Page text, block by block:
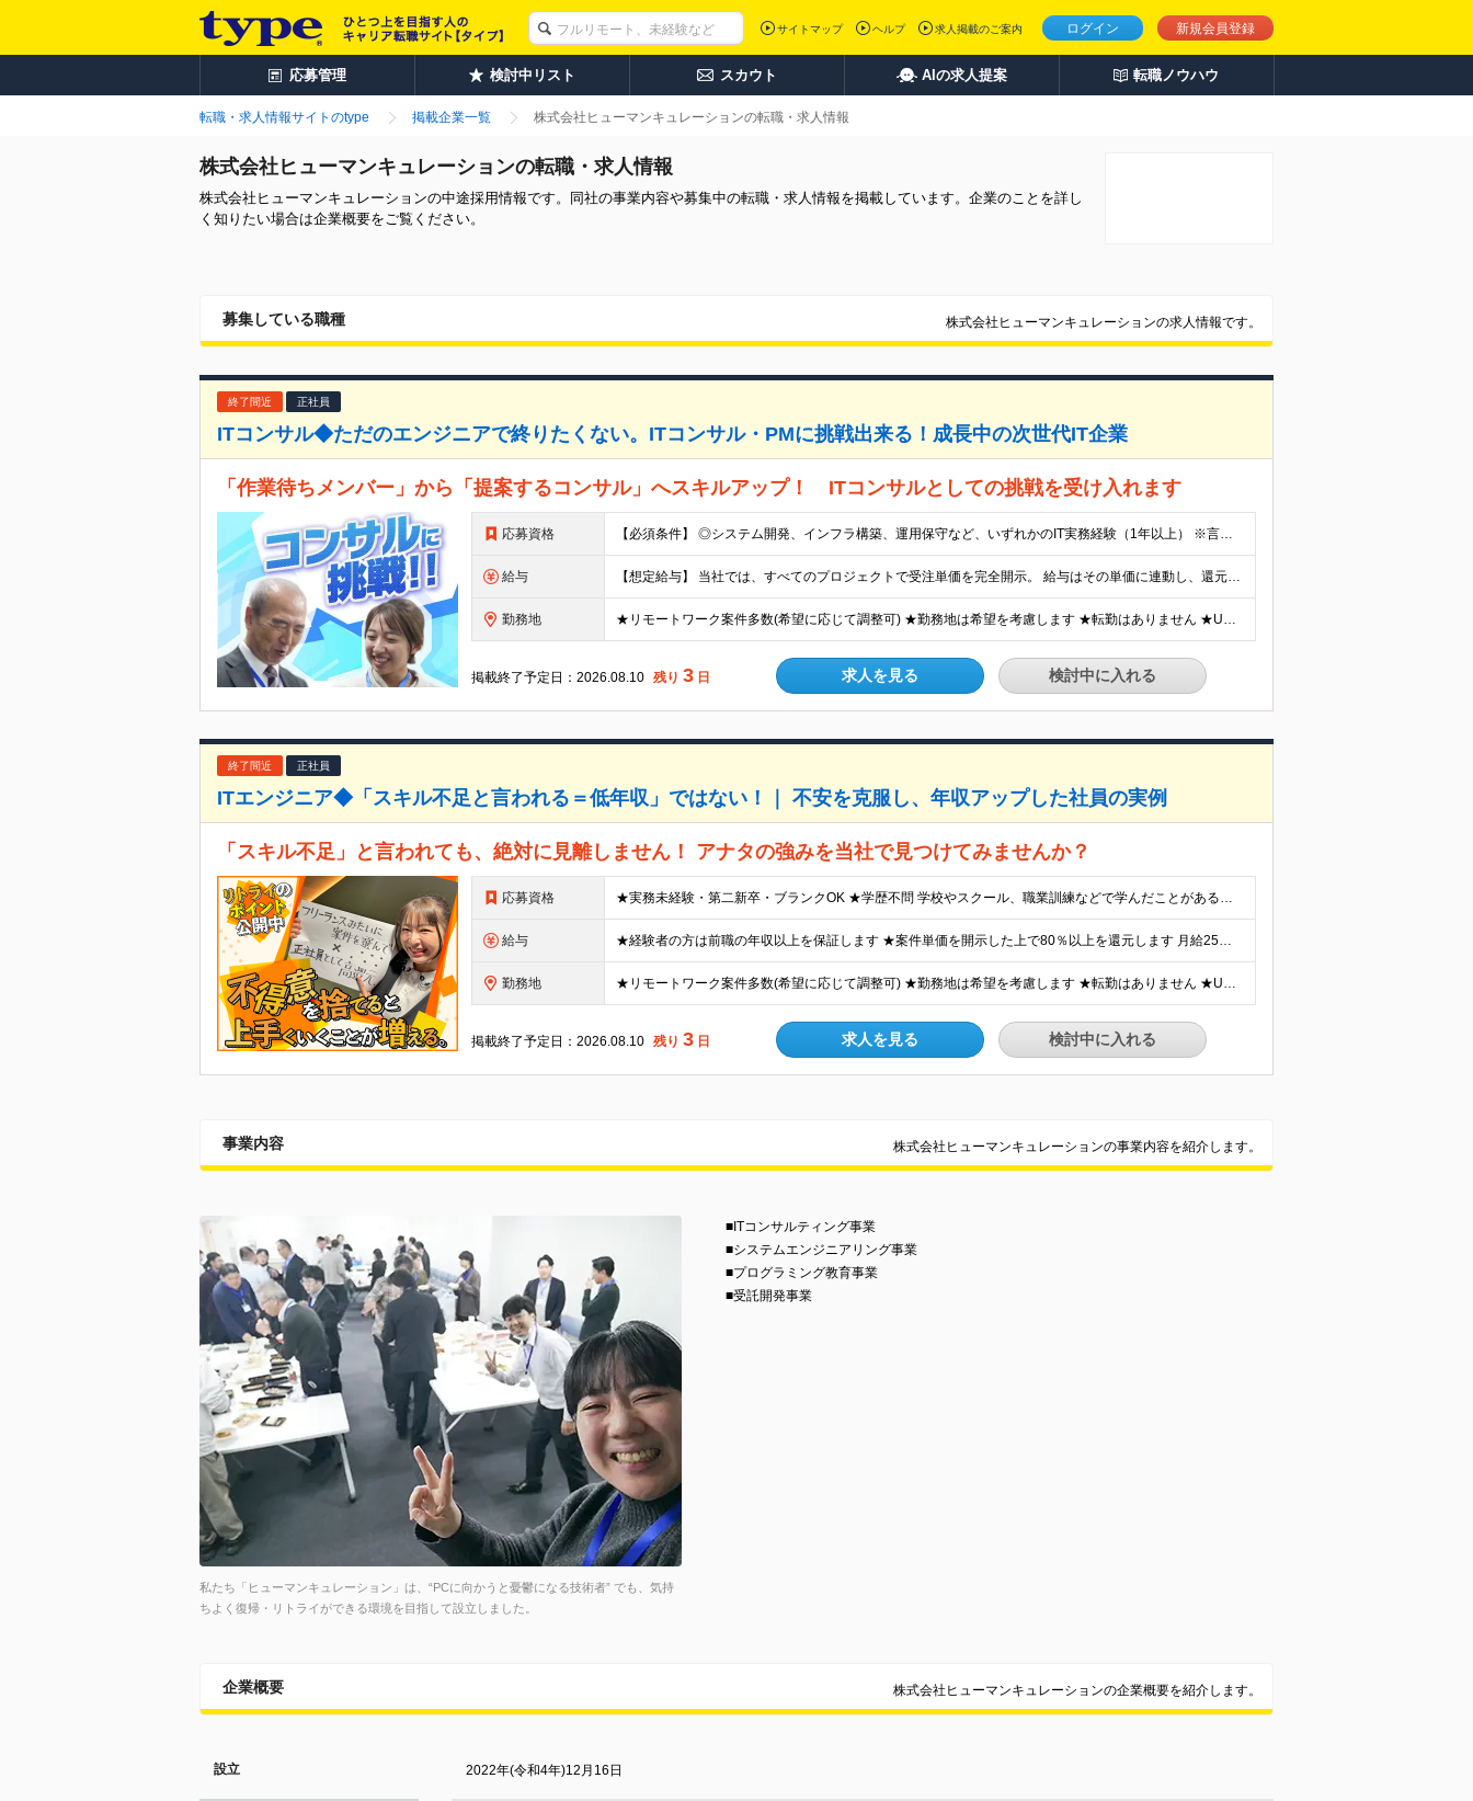
ログイン 新規会員登録
サイトマップ ヘルプ 求人掲載のご案内
応募管理 検討中リスト スカウト AIの求人提案 転職ノウハウ
転職・求人情報サイトのtype 掲載企業一覧 株式会社ヒューマンキュレーションの転職・求人情報
株式会社ヒューマンキュレーションの転職・求人情報
株式会社ヒューマンキュレーションの中途採用情報です。同社の事業内容や募集中の転職・求人情報を掲載しています。企業のことを詳し
く知りたい場合は企業概要をご覧ください。
募集している職種 株式会社ヒューマンキュレーションの求人情報です。
終了間近 正社員
ITコンサル◆ただのエンジニアで終りたくない。ITコンサル・PMに挑戦出来る！成長中の次世代IT企業
「作業待ちメンバー」から「提案するコンサル」へスキルアップ！ ITコンサルとしての挑戦を受け入れます
応募資格 【必須条件】 ◎システム開発、インフラ構築、運用保守など、いずれかのIT実務経験（1年以上） ※言語・環境不問（Java／C#／Python／AWS／Azureなど歓迎） ◎（IT業界、プライベートに限らず）課題を自ら発見し、改善と実行を行った経験（規模・業界不問） 【歓迎条件】 ・要件定義・基本設計など上流工程の経験 ・PL／PM／PMOとしての進行管理・課題管理・ベンダーコントロール経験 ・AWS、Azure、GCPなどクラウド設計・構築経験 ・顧客折衝、要件定義書・WBS・議事録などドキュメント作成スキル ・英語力（TOEIC600点以上目安／英語資料の読解・会議での意思疎通が可能な方） ※海外拠点やグローバル案件、外資系企業との協働PJあり ＼こんな方にピッタリです！／ ◎“作業メンバー”から“提案するリーダー”へ成長したい方 ◎技術＋ビジネス視点を磨き、上流やコンサル領域に挑戦したい方 ◎DX・クラウド・データ分析など最先端技術を活用したい方 ◎自らのキャリアを主体的に設計し、将来のPM／ITコンサルを目指す方
給与 【想定給与】 当社では、すべてのプロジェクトで受注単価を完全開示。 給与はその単価に連動し、還元率は80％以上を保証しています。 経験・スキル・貢献度に応じて報酬を正当に評価し、前職年収の保証も行っています。 ■正社員 月給35万円以上＋賞与年2回（みなし残業20h分含む） ◇試用期間は3ヶ月（期間中の待遇に変更なし） ◇みなし残業は案件先によって異なります。詳細は面談にてご説明致します。 ※経験・スキルを考慮し優遇 年収例： ・29歳女性／年収700万円（開発→上流転向） ・38歳男性／年収1,100万円（PMO・マネジメント） ・47歳男性／年収1,300万円（ITコンサル・高裁量案件）
勤務地 ★リモートワーク案件多数(希望に応じて調整可) ★勤務地は希望を考慮します ★転勤はありません ★U・Iターンも歓迎です！ 関西エリア(大阪・兵庫・京都・滋賀・奈良・和歌山)の取引先、または本社での勤務となります。 ★フルリモートを導入していますので、地方の方からの応募も歓迎します。 【本社所在地】大阪府大阪市北区梅田2-5-4 千代田ビル西館2Ｆ 【本社開発ルーム】大阪府大阪市北区梅田2-5-4 千代田ビル西館4Ｆ ＼皆が帰ってきやすいオフィス環境を整えています／ 本社オフィスには、“別に用がなくても”出社していただいて全然OKです。特別な申請などは不要ですし、勉強会なども随時行っています。ちなみに、本社は、お茶・お菓子完備で各種ボードゲームも置いています！ ※(変更の範囲)上記を除く当社関連勤務地
掲載終了予定日：2026.08.10 残り 3 日 求人を見る 検討中に入れる
終了間近 正社員
ITエンジニア◆「スキル不足と言われる＝低年収」ではない！｜ 不安を克服し、年収アップした社員の実例
「スキル不足」と言われても、絶対に見離しません！ アナタの強みを当社で見つけてみませんか？
応募資格 ★実務未経験・第二新卒・ブランクOK ★学歴不問 学校やスクール、職業訓練などで学んだことがあるというレベルの若手から、豊富な経験があるベテランまで、幅広い層の方とまずはお話したいと考えています。また、何らかの事情でIT業界を離れた「ブランクのある方」も大歓迎です！ ◆オープン・Web系エンジニアの実務経験があれば“尚歓迎”です ※年数・工程不問 ※言語やフロント・サーバサイドなども不問 ＼こんな方にピッタリな募集です！／ ◎「長期ブランク」で諦めてしまったが、エンジニアにリトライしたい ◎自分の「得意」「不得意」が分からないから切り分けをサポートしてほしい ◎正社員でありながら「フリーランスのような働き方」がしたい ◎仕事と家庭をしっかり両立しながら働きたい ◎前向きに仕事に取り組めるきっかけが欲しい
給与 ★経験者の方は前職の年収以上を保証します ★案件単価を開示した上で80％以上を還元します 月給25万円以上＋賞与年2回 ※経験や能力を考慮の上で優遇します ※試用期間が3ヶ月(その間の給与・待遇・雇用形態に変更はありません) ※月給には月20時間分のみなし残業手当(5万円)を含みます(超過分は別途支給) ★残業平均は月10時間以下ですので、毎月10時間分程度はお得です！
勤務地 ★リモートワーク案件多数(希望に応じて調整可) ★勤務地は希望を考慮します ★転勤はありません ★U・Iターンも歓迎です！ 関西エリア(大阪・兵庫・京都・滋賀・奈良・和歌山)の取引先、または本社での勤務となります。 ★フルリモートを導入していますので、地方の方からの応募も歓迎します。 【本社所在地】大阪府大阪市北区梅田2-5-4 千代田ビル西館2Ｆ 【本社開発ルーム】大阪府大阪市北区梅田2-5-4 千代田ビル西館4Ｆ ＼皆が帰ってきやすいオフィス環境を整えています／ 本社オフィスには、“別に用がなくても”出社していただいて全然OKです。特別な申請などは不要ですし、勉強会なども随時行っています。ちなみに、本社は、お茶・お菓子完備で各種ボードゲームも置いています！ ※(変更の範囲)上記を除く当社関連勤務地
掲載終了予定日：2026.08.10 残り 3 日 求人を見る 検討中に入れる
事業内容 株式会社ヒューマンキュレーションの事業内容を紹介します。
私たち「ヒューマンキュレーション」は、“PCに向かうと憂鬱になる技術者” でも、気持
ちよく復帰・リトライができる環境を目指して設立しました。
■ITコンサルティング事業
■システムエンジニアリング事業
■プログラミング教育事業
■受託開発事業
企業概要 株式会社ヒューマンキュレーションの企業概要を紹介します。
設立 2022年(令和4年)12月16日